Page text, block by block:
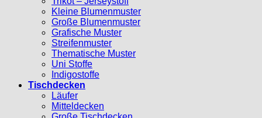
Kleine Blumenmuster
Große Blumenmuster
Grafische Muster
Streifenmuster
Thematische Muster
Uni Stoffe
Indigostoffe
Tischdecken
Läufer
Mitteldecken